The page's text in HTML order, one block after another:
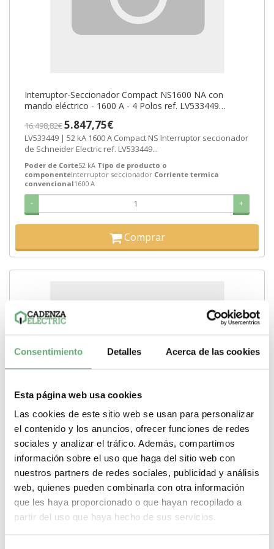
Consentimiento Detalles Acerca de las cookies
Esta página web usa cookies
Las cookies de este sitio web se usan para personalizar
el contenido y los anuncios, ofrecer funciones de redes
sociales y analizar el tráfico. Además, compartimos
información sobre el uso que haga del sitio web con
nuestros partners de redes sociales, publicidad y análisis
web, quienes pueden combinarla con otra información
que les haya proporcionado o que hayan recopilado a
partir del uso que haya hecho de sus servicios.
Interruptor-Seccionador Compact NS1600 NA con
mando eléctrico - 1600 A - 4 Polos ref. LV533449
16.498,82€5.847,75€
LV533449 | 52 kA 1600 A Compact NS Interruptor seccionador
de Schneider Electric ref. LV533449...
Poder de Corte52 kA Tipo de producto o
componenteInterruptor seccionador Corriente termica
convencional1600 A
- +
Comprar
Interruptor-Seccionador Compact NS1250 NA con
mando eléctrico - 1250 A - 4 Polos ref. LV533447
Schneider Electric [PLAZO 8-15 DI
12.345,88€ 4.375,81€
LV533447 | 52 kA 1250 A Compact NS Interruptor seccionador